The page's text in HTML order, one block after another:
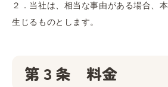
２．当社は、相当な事由がある場合、
生じるものとします。
第３条 料金